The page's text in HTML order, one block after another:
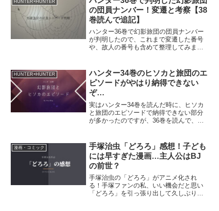
しました～。
HUNTER×HUNTER
の団員ナンバー！変遷と考察【38
巻読んで追記】
ハンター36巻で幻影旅団の団員ナンバー
が判明したので、これまで変遷した番号
や、故人の番号も含めて整理してみまし
HUNTER×HUNTER
ハンター34巻のヒソカと旅団のエ
ピソードがやはり納得できない
ぞ…
実はハンター34巻を読んだ時に、ヒソカ
と旅団のエピソードで納得できない部分
が多かったのですが、36巻を読んで、そ
もしれませんが（笑）、現時点での思い
のタケを述べてみます。
漫画・コミック
手塚治虫「どろろ」感想！子ども
には早すぎた漫画…主人公はBJ
の前世？
手塚治虫の「どろろ」がアニメ化され
る！手塚ファンの私、いい機会だと思い
「どろろ」を引っ張り出して久しぶりに